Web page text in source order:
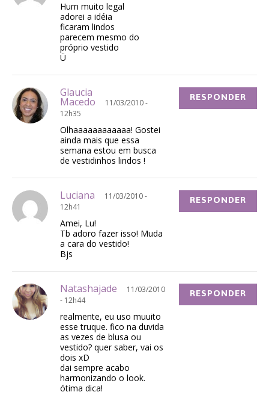
Hum muito legal
adorei a idéia
ficaram lindos
parecem mesmo do
próprio vestido
Ü
Glaucia
Macedo
11/03/2010 -
12h35
Olhaaaaaaaaaaaa! Gostei
ainda mais que essa
semana estou em busca
de vestidinhos lindos !
RESPONDER
Luciana
11/03/2010 -
12h41
Amei, Lu!
Tb adoro fazer isso! Muda
a cara do vestido!
Bjs
RESPONDER
Natashajade
11/03/2010
- 12h44
realmente, eu uso muuito
esse truque. fico na duvida
as vezes de blusa ou
vestido? quer saber, vai os
dois xD
dai sempre acabo
harmonizando o look.
ótima dica!
RESPONDER